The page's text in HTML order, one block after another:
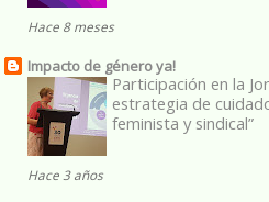
Hace 8 meses
Impacto de género ya!
Participación en la
estrategia de
feminista y sindical”
Hace 3 años